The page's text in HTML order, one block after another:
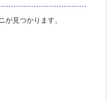
見つかります。